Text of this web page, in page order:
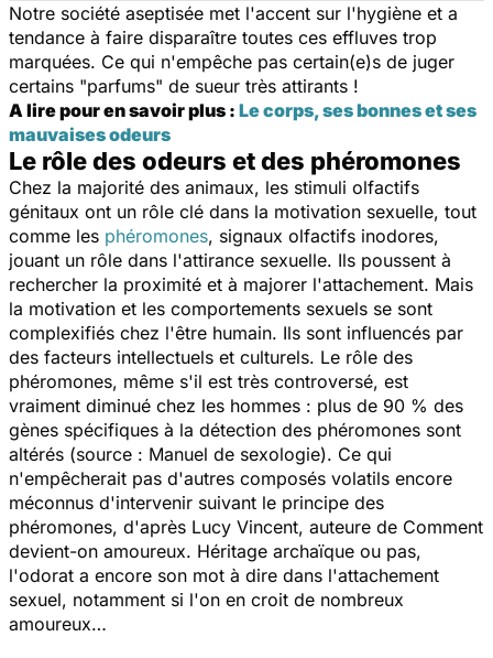
Notre société aseptisée met l'accent sur l'hygiène et a
tendance à faire disparaître toutes ces effluves trop
marquées. Ce qui n'empêche pas certain(e)s de juger
certains "parfums" de sueur très attirants !
A lire pour en savoir plus : Le corps, ses bonnes et ses
mauvaises odeurs
Le rôle des odeurs et des phéromones
Chez la majorité des animaux, les stimuli olfactifs
génitaux ont un rôle clé dans la motivation sexuelle, tout
comme les phéromones, signaux olfactifs inodores,
jouant un rôle dans l'attirance sexuelle. Ils poussent à
rechercher la proximité et à majorer l'attachement. Mais
la motivation et les comportements sexuels se sont
complexifiés chez l'être humain. Ils sont influencés par
des facteurs intellectuels et culturels. Le rôle des
phéromones, même s'il est très controversé, est
vraiment diminué chez les hommes : plus de 90 % des
gènes spécifiques à la détection des phéromones sont
altérés (source : Manuel de sexologie). Ce qui
n'empêcherait pas d'autres composés volatils encore
méconnus d'intervenir suivant le principe des
phéromones, d'après Lucy Vincent, auteure de Comment
devient-on amoureux. Héritage archaïque ou pas,
l'odorat a encore son mot à dire dans l'attachement
sexuel, notamment si l'on en croit de nombreux
amoureux…